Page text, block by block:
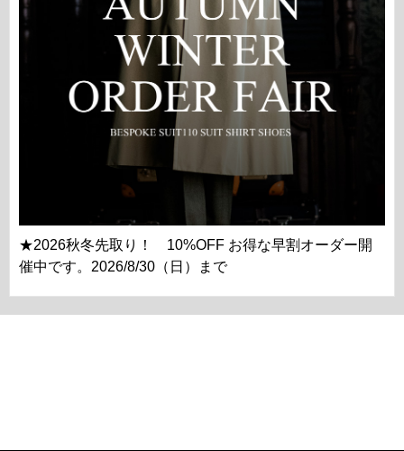
★2026秋冬先取り！ 10%OFF お得な早割オーダー開
催中です。2026/8/30（日）まで